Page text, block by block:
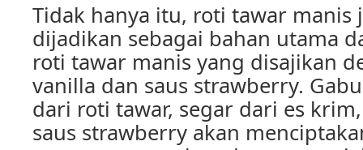
Tidak hanya itu, roti tawar manis
dijadikan sebagai bahan utama
roti tawar manis yang disajikan
vanilla dan saus strawberry.
dari roti tawar, segar dari es
saus strawberry akan